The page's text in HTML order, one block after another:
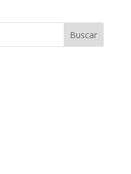
Buscar